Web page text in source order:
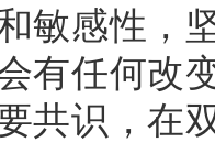
敏感性，
有任何改
共识，在